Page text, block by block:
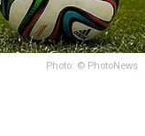
Photo: © PhotoNews